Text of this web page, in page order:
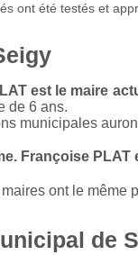
ont été testés et
est le maire
de 6 ans.
municipales
Françoise PLAT
ont le
de